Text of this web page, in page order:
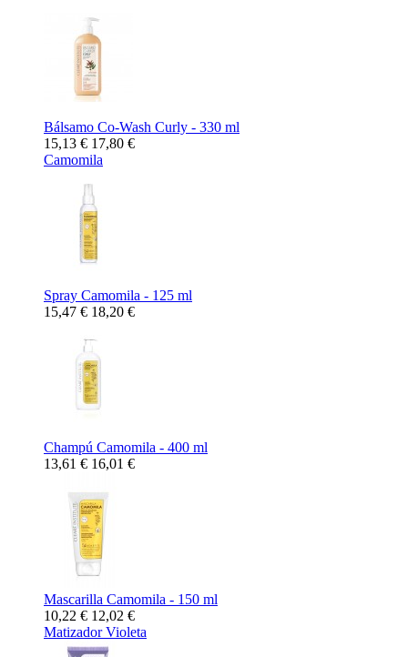
Bálsamo Co-Wash Curly - 330 ml
15,13 € 17,80 €
Camomila
Spray Camomila - 125 ml
15,47 € 18,20 €
Champú Camomila - 400 ml
13,61 € 16,01 €
Mascarilla Camomila - 150 ml
10,22 € 12,02 €
Matizador Violeta